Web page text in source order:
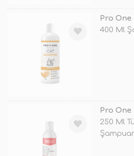
Pro One
400 Ml
Pro One
250 Ml